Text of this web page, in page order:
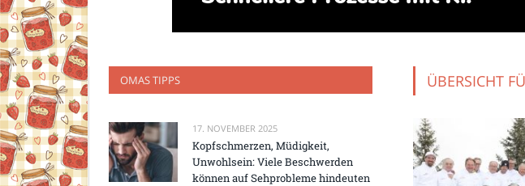
ÜBERSICHT
OMAS TIPPS
17. NOVEMBER 2025
Kopfschmerzen, Müdigkeit,
Unwohlsein: Viele Beschwerden
können auf Sehprobleme hindeuten